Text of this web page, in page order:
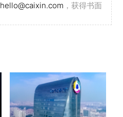
hello@caixin.com ，获得书面